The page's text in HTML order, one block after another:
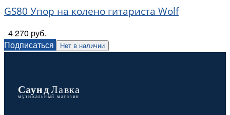
GS80 Упор на колено гитариста Wolf
4 270 руб.
Подписаться
Нет в наличии